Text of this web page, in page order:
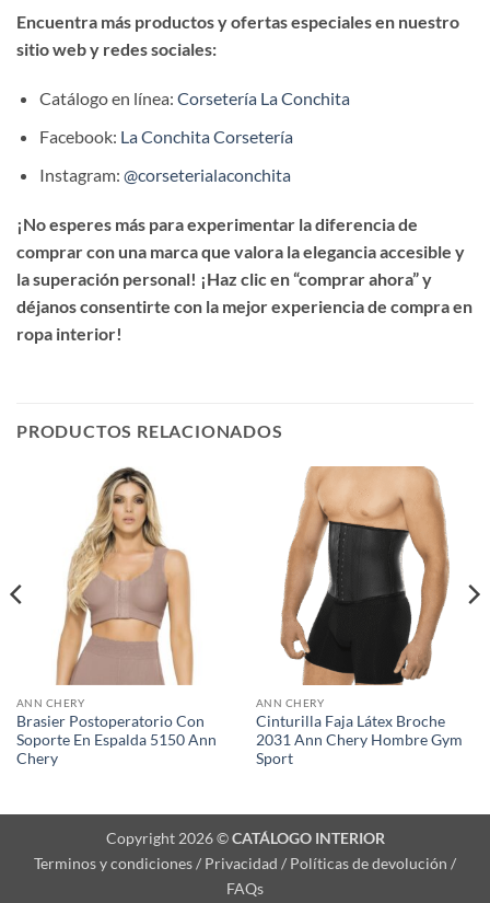
Encuentra más productos y ofertas especiales en nuestro
sitio web y redes sociales:
Catálogo en línea: Corsetería La Conchita
Facebook: La Conchita Corsetería
Instagram: @corseterialaconchita
¡No esperes más para experimentar la diferencia de
comprar con una marca que valora la elegancia accesible y
la superación personal! ¡Haz clic en “comprar ahora” y
déjanos consentirte con la mejor experiencia de compra en
ropa interior!
PRODUCTOS RELACIONADOS
ANN CHERY
Brasier Postoperatorio Con
Soporte En Espalda 5150 Ann
Chery
ANN CHERY
Cinturilla Faja Látex Broche
2031 Ann Chery Hombre Gym
Sport
Copyright 2026 ©CATÁLOGO INTERIOR
Terminos y condiciones / Privacidad / Políticas de devolución /
FAQs